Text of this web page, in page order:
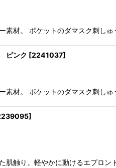
ー素材。 ポケットのダマスク
ピンク [2241037]
素材。 ポケットのダマスク刺
]
た肌触り。軽やかに動けるエプ